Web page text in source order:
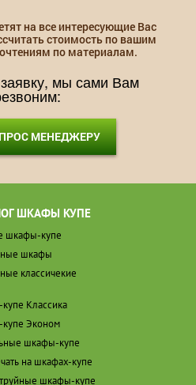
на все интересующие Вас
стоимость по вашим
по материалам.
мы сами Вам
МЕНЕДЖЕРУ
ШКАФЫ КУПЕ
шкафы-купе
шкафы
классичекие
Классика
Эконом
шкафы-купе
на шкафах-купе
шкафы-купе